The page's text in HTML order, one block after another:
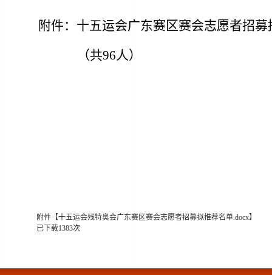
附件： 十五运会广东赛区赛会志愿者招募
（共96人）
附件【十五运会残特奥会广东赛区赛会志愿者招募拟推荐名单.docx】
已下载1383次